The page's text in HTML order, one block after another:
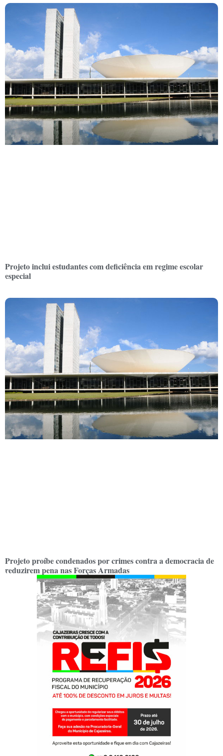
Projeto inclui estudantes com deficiência em regime escolar
especial
Projeto proíbe condenados por crimes contra a democracia de
reduzirem pena nas Forças Armadas